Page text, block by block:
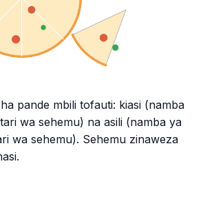
pande mbili tofauti: kiasi (namba
wa sehemu) na asili (namba ya
wa sehemu). Sehemu zinaweza